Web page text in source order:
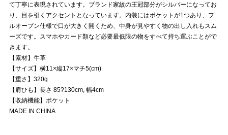
て丁寧に表現されています。ブランド家紋の王冠部分がシルバーになってお
り、目を引くアクセントとなっています。内装にはポケットが1つあり、フ
ルオープン仕様で口が大きく開くため、中身が見やすく物の出し入れもスム
ーズです。スマホやカード類など必要最低限の物をすべて持ち運ぶことがで
きます。
【素材】牛革
【サイズ】横11×縦17×マチ5(cm)
【重さ】320g
【肩ひも】長さ 85?130cm, 幅4cm
【収納機能】ポケット
MADE IN CHINA